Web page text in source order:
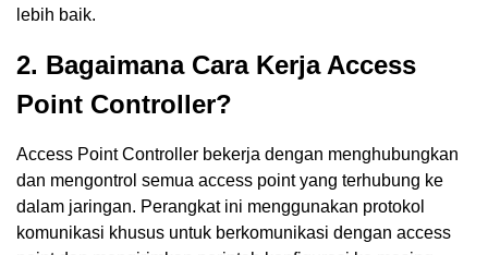
lebih baik.
2. Bagaimana Cara Kerja Access
Point Controller?
Access Point Controller bekerja dengan menghubungkan
dan mengontrol semua access point yang terhubung ke
dalam jaringan. Perangkat ini menggunakan protokol
komunikasi khusus untuk berkomunikasi dengan access